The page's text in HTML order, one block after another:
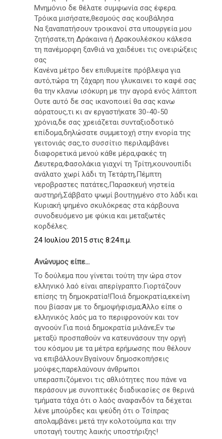
Μνημόνιο δε θέλατε συμφωνία σας έφερα.
Τρόικα μισήσατε,θεσμούς σας κουβάλησα
Να ξαναπατήσουν τροικανοί στα υπουργεία μου
ζητήσατε,τη Δράκαινα ή Δρακουλέσκου κάλεσα
τη πανέμορφη ξανθιά να χαιδέυει τις ονειρώξεις
σας
Κανένα μέτρο δεν επιθυμείτε πρόβλεψα για
αυτό,τώρα τη ζάχαρη που γλυκαινει το καφέ σας
θα την κλανω ισόκυρη με την αγορά ενός λάπτοπ
Ουτε αυτό δε σας ικανοποιεί θα σας κανω
αόρατους,τι κι αν εργαστήκατε 30-40-50
χρόνια,δε σας χρειάζεται συνταξιοδοτικό
επίδομα,δηλώσατε συμμετοχή στην ενορία της
γειτονιάς σας,το συσσίτιο περιλαμβάνει
διαφορετικά μενού κάθε μέρα,φακές τη
Δευτερα,Φασολάκια γιαχνί τη Τρίτη,κουνουπίδι
ανάλατο χωρί λάδι τη Τετάρτη,Πέμπτη
νεροβραστες πατάτες,Παρασκευή νηστεία
αυστηρή,Σάββατο ψωμί βουτηγμένο στο λάδι και
Κυριακή ψημένο σκυλόκρεας στα κάρβουνα
συνοδευόμενο με φύκια και μεταξωτές
κορδέλες.
24 Ιουλίου 2015 στις 8:24 π.μ.
Ανώνυμος είπε...
Το δούλεμα που γίνεται τούτη την ώρα στον
ελληνικό λαό είναι απερίγραπτο.Γιορτάζουν
επίσης τη δημοκρατία!Ποιά δημοκρατία,εκείνη
που βίασαν με το δημοψήφισμα;Άλλο είπε ο
ελληνικός λαός μα το περιφρονούν και τον
αγνοούν.Για ποιά δημοκρατία μιλάνε;Εν τω
μεταξύ προσπαθούν να κατευνάσουν την οργή
του κόσμου με τα μέτρα ερήμωσης που θέλουν
να επιβάλλουν.Βγαίνουν δημοσκοπήσεις
μούφες,παρελαύνουν άνθρωποι
υπερασπιζόμενοι τις αθλιότητες που πάνε να
περάσουν με συνοπτικές διαδικασίες σε θερινά
τμήματα τάχα ότι ο λαός αναφανδόν τα δέχεται
λένε μπούρδες και ψεύδη ότι ο Τσίπρας
απολαμβάνει μετά την κολοτούμπα και την
υποταγή τουτης λαικής υποστήριξης!